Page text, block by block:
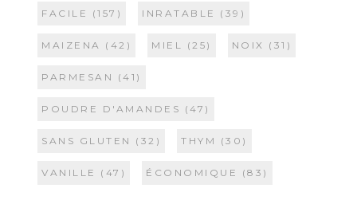
FACILE (157) INRATABLE (39)
MAIZENA (42) MIEL (25) NOIX (31)
PARMESAN (41)
POUDRE D'AMANDES (47)
SANS GLUTEN (32) THYM (30)
VANILLE (47) ÉCONOMIQUE (83)